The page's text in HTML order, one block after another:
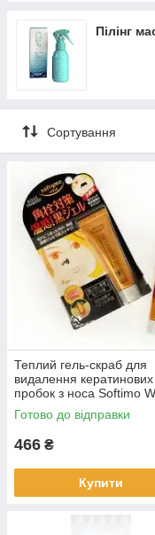
Пілінг
Сортування
Теплий гель-скраб для
видалення кератинових
пробок з носа Softimo
Black Gel 25 г,Kose
Cosmeport(315714)
Готово до відправки
466 ₴
Купити